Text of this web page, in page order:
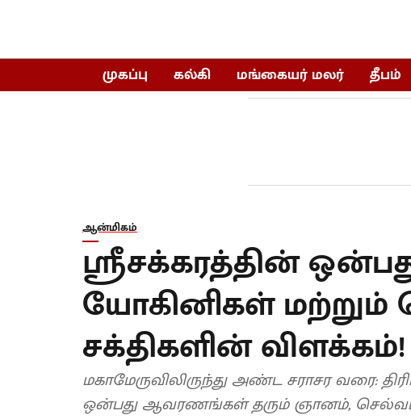
முகப்பு கல்கி மங்கையர் மலர் தீபம்
ஆன்மிகம்
ஸ்ரீசக்கரத்தின்
யோகினிகள்
சக்திகளின் விளக்கம்!
மகாமேருவிலிருந்து அண்ட சராசர வரை:
ஒன்பது ஆவரணங்கள் தரும் ஞானம்,